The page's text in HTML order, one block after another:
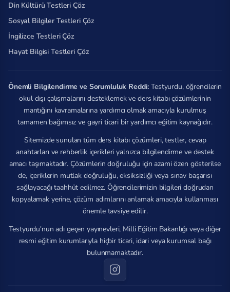
Din Kültürü Testleri Çöz
Sosyal Bilgiler Testleri Çöz
İngilizce Testleri Çöz
Hayat Bilgisi Testleri Çöz
Önemli Bilgilendirme ve Sorumluluk Reddi: Testyurdu, öğrencilerin
okul dışı çalışmalarını desteklemek ve ders kitabı çözümlerinin
mantığını kavramalarına yardımcı olmak amacıyla kurulmuş
tamamen bağımsız ve gayri ticari bir yardımcı eğitim kaynağıdır.
Sitemizde sunulan tüm ders kitabı çözümleri, testler, cevap
anahtarları ve rehberlik içerikleri yalnızca bilgilendirme ve destek
amacı taşımaktadır. Çözümlerin doğruluğu için azami özen gösterilse
de, içeriklerin mutlak doğruluğu, eksiksizliği veya sınav başarısı
sağlayacağı taahhüt edilmez. Öğrencilerimizin bilgileri doğrudan
kopyalamak yerine, çözüm adımlarını anlamak amacıyla kullanması
önemle tavsiye edilir.
Testyurdu'nun adı geçen yayınevleri, Milli Eğitim Bakanlığı veya diğer
resmi eğitim kurumlarıyla hiçbir ticari, idari veya kurumsal bağı
bulunmamaktadır.